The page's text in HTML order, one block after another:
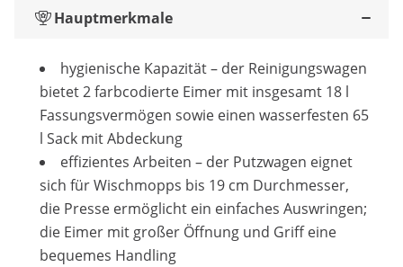
Hauptmerkmale
hygienische Kapazität – der Reinigungswagen
bietet 2 farbcodierte Eimer mit insgesamt 18 l
Fassungsvermögen sowie einen wasserfesten 65
l Sack mit Abdeckung
effizientes Arbeiten – der Putzwagen eignet
sich für Wischmopps bis 19 cm Durchmesser,
die Presse ermöglicht ein einfaches Auswringen;
die Eimer mit großer Öffnung und Griff eine
bequemes Handling